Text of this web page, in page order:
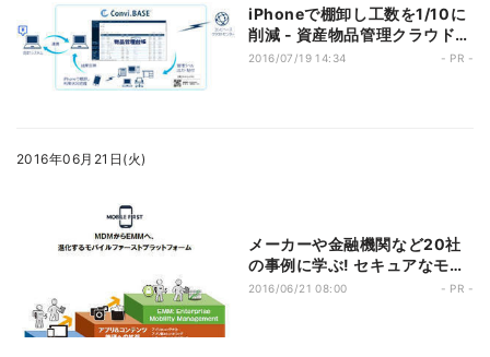
iPhoneで棚卸し工数を1/10に
削減 - 資産物品管理クラウドサ
ービス「Convi.BASE」
2016/07/19 14:34 - PR -
2016年06月21日(火)
メーカーや金融機関など20社
の事例に学ぶ! セキュアなモバ
イル環境構築例
2016/06/21 08:00 - PR -